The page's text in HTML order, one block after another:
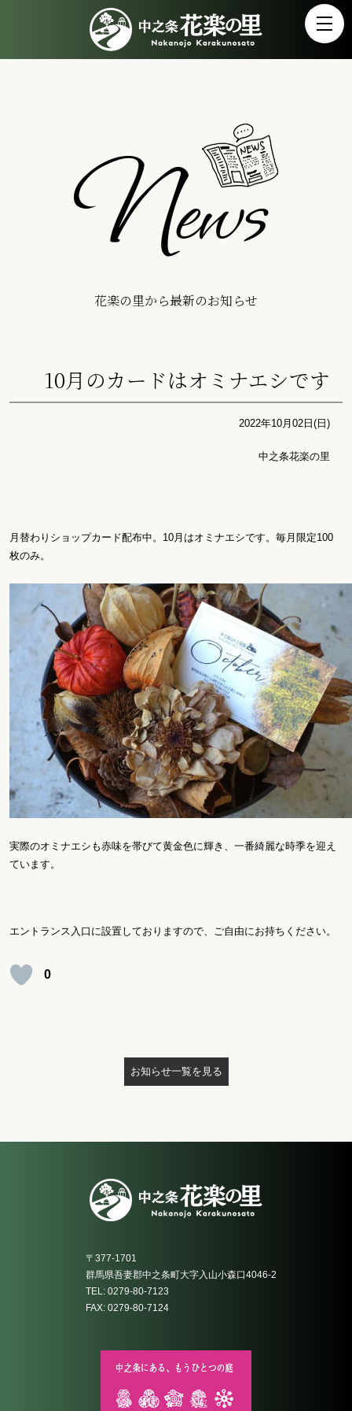
花楽の里から最新のお知らせ
10月のカードはオミナエシです
2022年10月02日(日)
中之条花楽の里
月替わりショップカード配布中。10月はオミナエシです。毎月限定100
枚のみ。
実際のオミナエシも赤味を帯びて黄金色に輝き、一番綺麗な時季を迎え
ています。
エントランス入口に設置しておりますので、ご自由にお持ちください。
0
お知らせ一覧を見る
〒377-1701
群馬県吾妻郡中之条町大字入山小森口4046-2
TEL: 0279-80-7123
FAX: 0279-80-7124